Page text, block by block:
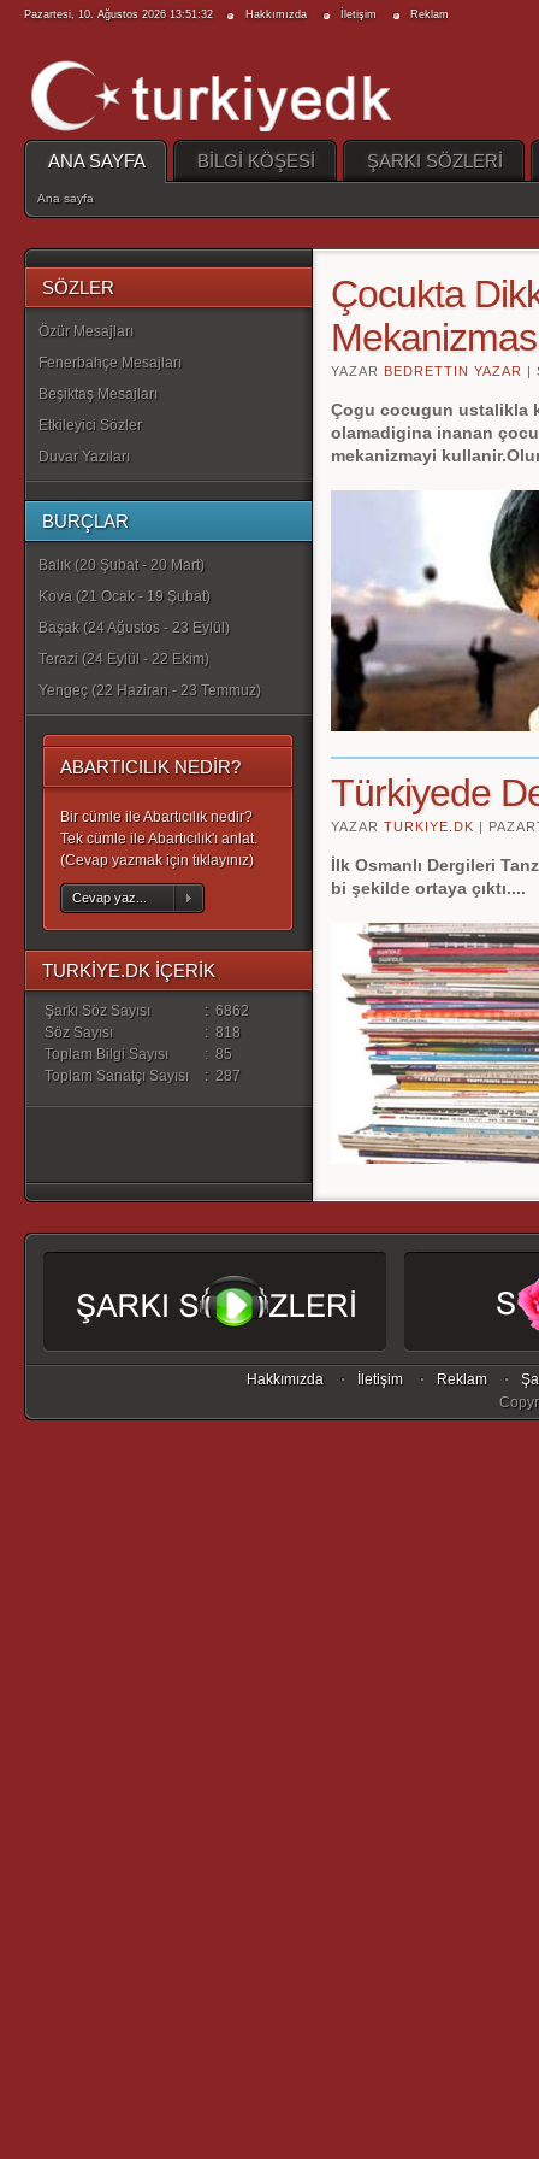
Pazartesi, 10. Ağustos 2026 13:51:32 Hakkımızda İletişim Reklam
ANA SAYFA BİLGİ KÖŞESİ ŞARKI SÖZLERİ
Ana sayfa
Çocukta
YAZAR BEDRETTIN YAZAR |
Çogu cocugun ustalikla
olamadigina inanan
mekanizmayi
Türkiyede
YAZAR TURKIYE.DK |
İlk Osmanlı Dergileri
bi şekilde ortaya çıktı....
SÖZLER
Özür Mesajları
Fenerbahçe Mesajları
Beşiktaş Mesajları
Etkileyici Sözler
Duvar Yazıları
BURÇLAR
Balık (20 Şubat - 20 Mart)
Kova (21 Ocak - 19 Şubat)
Başak (24 Ağustos - 23 Eylül)
Terazi (24 Eylül - 22 Ekim)
Yengeç (22 Haziran - 23 Temmuz)
ABARTICILIK NEDİR?
Bir cümle ile Abartıcılık nedir?
Tek cümle ile Abartıcılık'ı anlat.
(Cevap yazmak için tıklayınız)
Cevap yaz...
TURKİYE.DK İÇERİK
Şarkı Söz Sayısı : 6862
Söz Sayısı
: 818
Toplam Bilgi Sayısı
: 85
Toplam Sanatçı Sayısı
: 287
Hakkımızda İletişim Reklam